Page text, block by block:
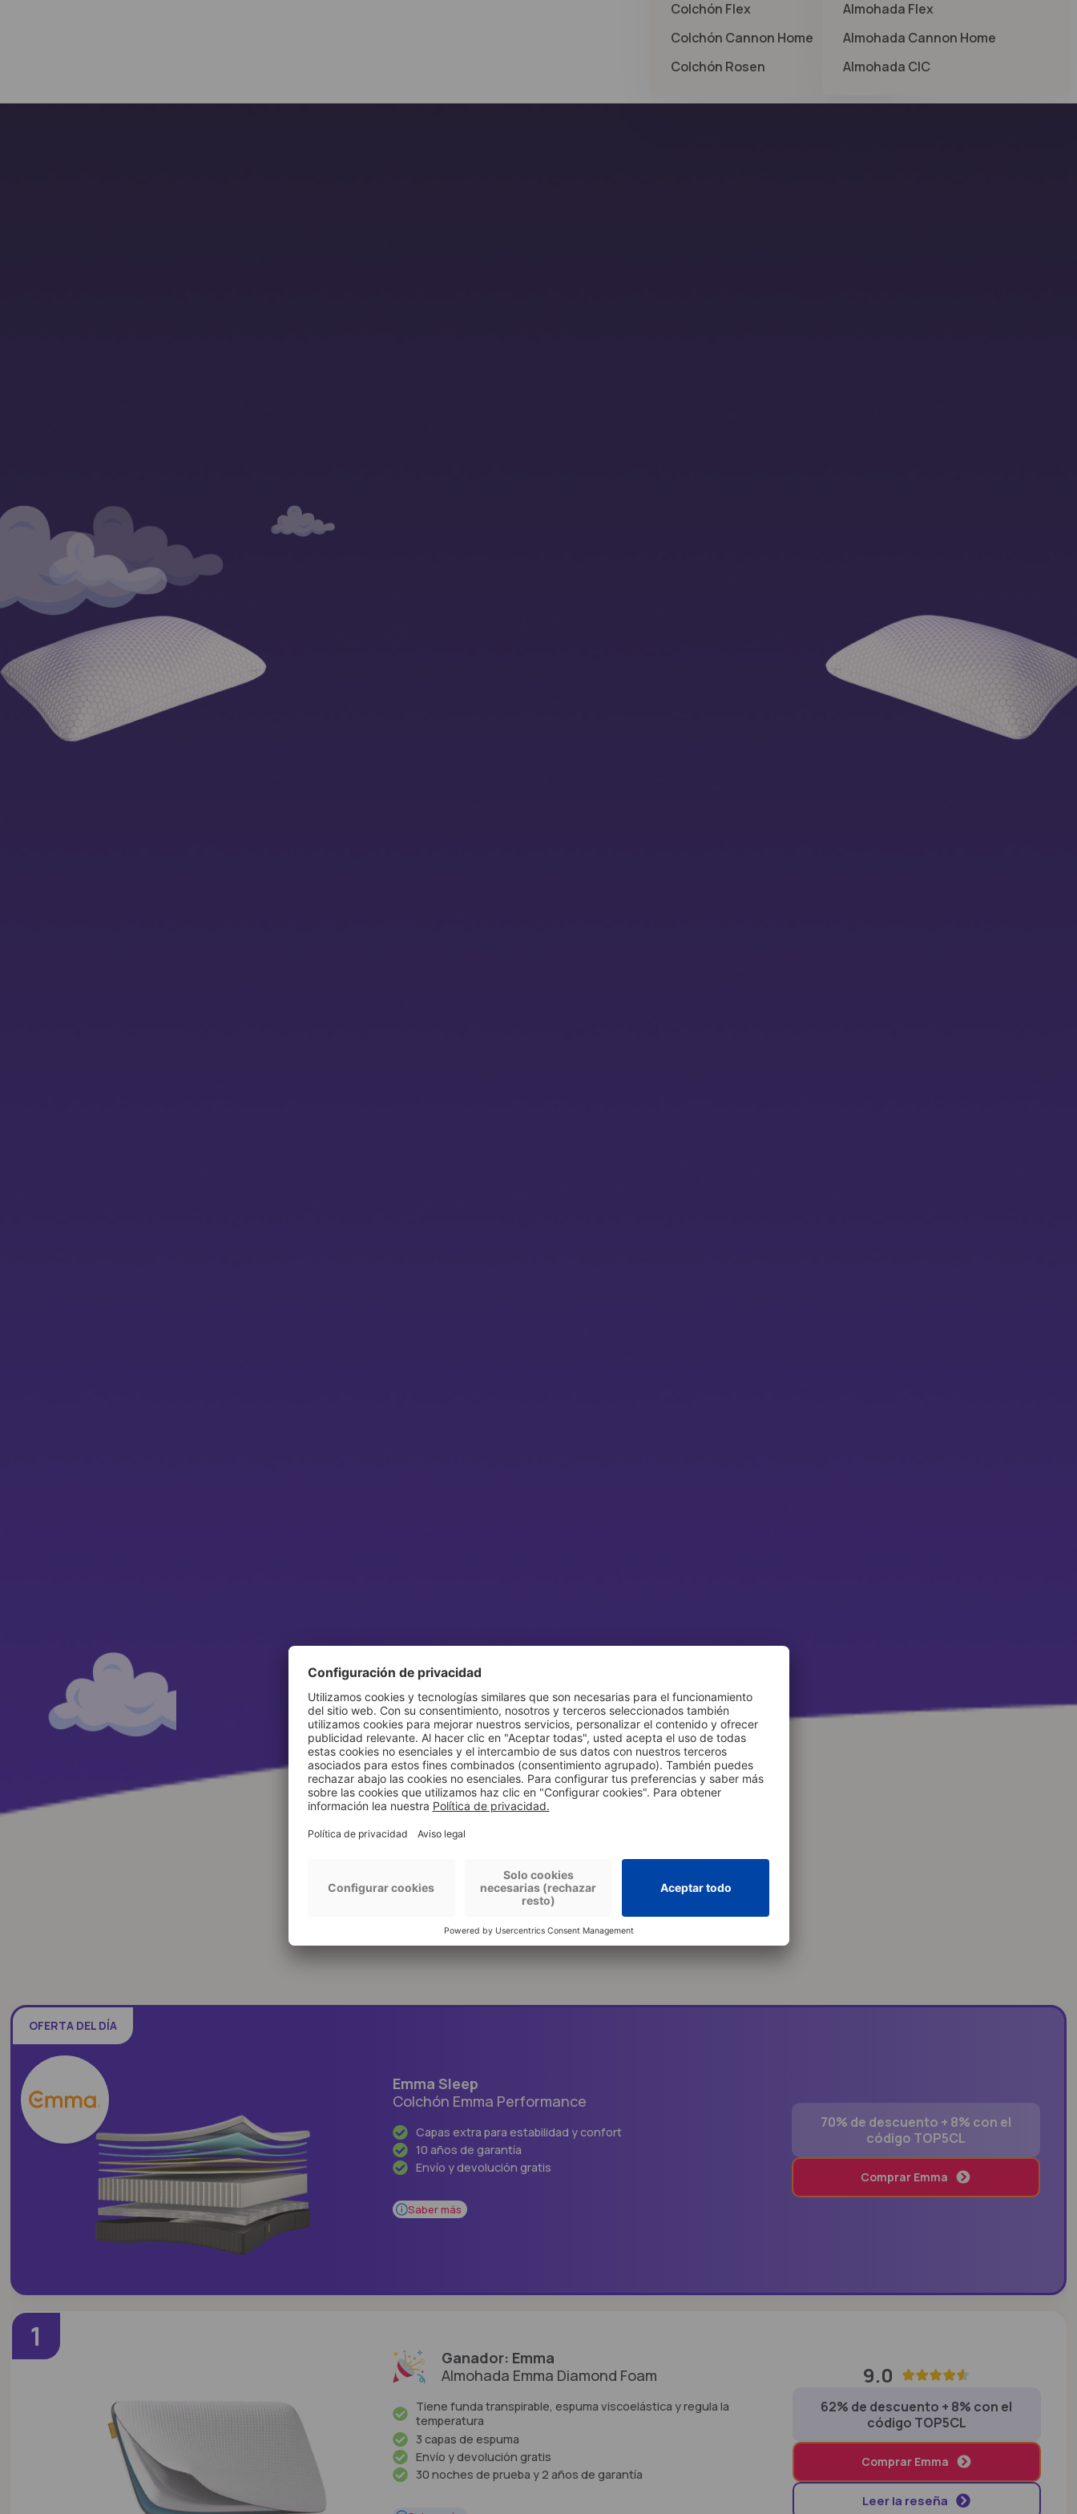
Colchón Flex
Colchón Cannon Home
Colchón Rosen
Almohada Flex
Almohada Cannon Home
Almohada CIC
OFERTA DEL DÍA
Emma Sleep
Colchón Emma Performance
Capas extra para estabilidad y confort
10 años de garantía
Envío y devolución gratis
Saber más
70% de descuento + 8% con el
código TOP5CL
Comprar Emma
1
Ganador: Emma
Almohada Emma Diamond Foam
Tiene funda transpirable, espuma viscoelástica y regula la
temperatura
3 capas de espuma
Envío y devolución gratis
30 noches de prueba y 2 años de garantía
9.0
62% de descuento + 8% con el
código TOP5CL
Comprar Emma
Leer la reseña